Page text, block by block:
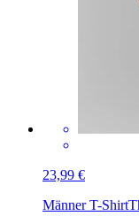
23,99 €
Männer T-Shirt